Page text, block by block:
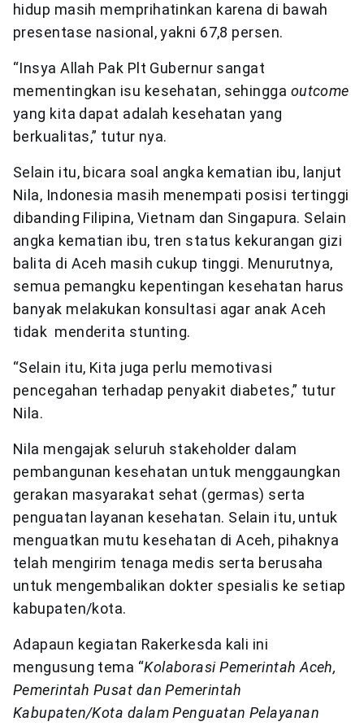
hidup masih memprihatinkan karena di bawah
presentase nasional, yakni 67,8 persen.
“Insya Allah Pak Plt Gubernur sangat
mementingkan isu kesehatan, sehingga outcome
yang kita dapat adalah kesehatan yang
berkualitas,” tutur nya.
Selain itu, bicara soal angka kematian ibu, lanjut
Nila, Indonesia masih menempati posisi tertinggi
dibanding Filipina, Vietnam dan Singapura. Selain
angka kematian ibu, tren status kekurangan gizi
balita di Aceh masih cukup tinggi. Menurutnya,
semua pemangku kepentingan kesehatan harus
banyak melakukan konsultasi agar anak Aceh
tidak menderita stunting.
“Selain itu, Kita juga perlu memotivasi
pencegahan terhadap penyakit diabetes,” tutur
Nila.
Nila mengajak seluruh stakeholder dalam
pembangunan kesehatan untuk menggaungkan
gerakan masyarakat sehat (germas) serta
penguatan layanan kesehatan. Selain itu, untuk
menguatkan mutu kesehatan di Aceh, pihaknya
telah mengirim tenaga medis serta berusaha
untuk mengembalikan dokter spesialis ke setiap
kabupaten/kota.
Adapaun kegiatan Rakerkesda kali ini
mengusung tema “Kolaborasi Pemerintah Aceh,
Pemerintah Pusat dan Pemerintah
Kabupaten/Kota dalam Penguatan Pelayanan